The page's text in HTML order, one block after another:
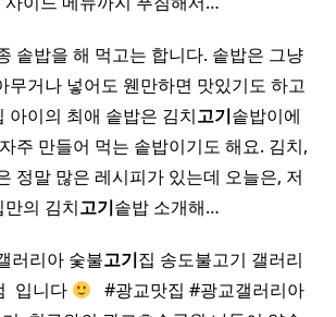
솥밥을 해 먹고는 합니다. 솥밥은 그냥
무거나 넣어도 웬만하면 맛있기도 하고
아이의 최애 솥밥은 김치고기솥밥이에
주 만들어 먹는 솥밥이기도 해요. 김치,
정말 많은 레시피가 있는데 오늘은, 저
만의 김치고기솥밥 소개해…
러리아 숯불고기집 송도불고기 갤러리
입니다
​ ​ #광교맛집 #광교갤러리아